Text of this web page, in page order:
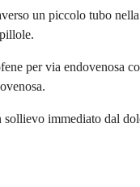
un piccolo tubo
per via endovenosa
immediato dal